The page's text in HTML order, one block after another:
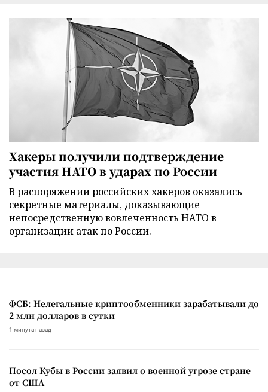
Хакеры получили подтверждение
участия НАТО в ударах по России
В распоряжении российских хакеров оказались
секретные материалы, доказывающие
непосредственную вовлеченность НАТО в
организации атак по России.
ФСБ: Нелегальные криптообменники зарабатывали до
2 млн долларов в сутки
1 минута назад
Посол Кубы в России заявил о военной угрозе стране
от США